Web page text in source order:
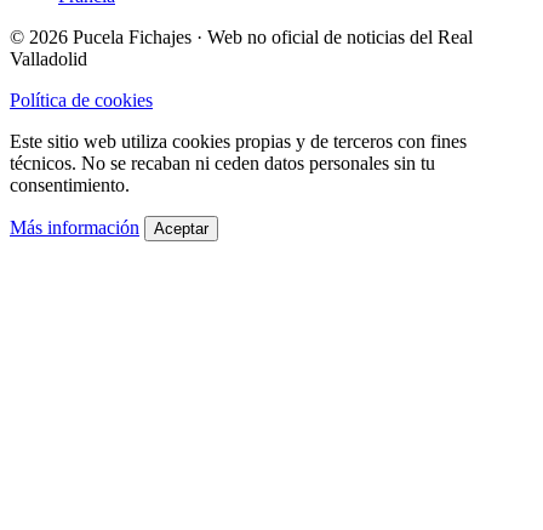
© 2026 Pucela Fichajes · Web no oficial de noticias del Real
Valladolid
Política de cookies
Este sitio web utiliza cookies propias y de terceros con fines
técnicos. No se recaban ni ceden datos personales sin tu
consentimiento.
Más información Aceptar